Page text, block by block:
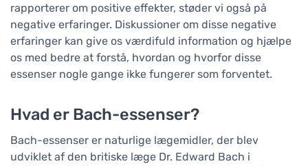
rapporterer om positive effekter, støder vi også på
negative erfaringer. Diskussioner om disse negative
erfaringer kan give os værdifuld information og hjælpe
os med bedre at forstå, hvordan og hvorfor disse
essenser nogle gange ikke fungerer som forventet.
Hvad er Bach-essenser?
Bach-essenser er naturlige lægemidler, der blev
udviklet af den britiske læge Dr. Edward Bach i